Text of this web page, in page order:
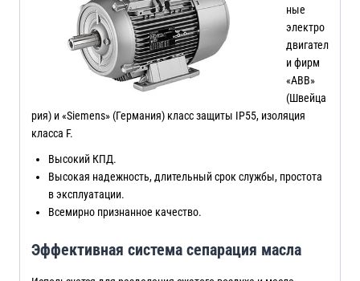
ные
электро
двигател
и фирм
«ABB»
(Швейца
рия) и «Siemens» (Германия) класс защиты IP55, изоляция
класса F.
Высокий КПД.
Высокая надежность, длительный срок службы, простота
в эксплуатации.
Всемирно признанное качество.
Эффективная система сепарация масла